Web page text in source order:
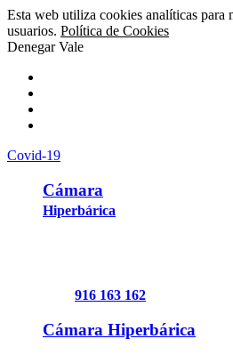
Esta web utiliza cookies analíticas para
usuarios. Política de Cookies
DenegarVale
Covid-19
Cámara
Hiperbárica
916 163 162
Cámara Hiperbárica